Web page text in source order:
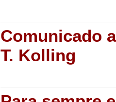
Comunicado
T. Kolling